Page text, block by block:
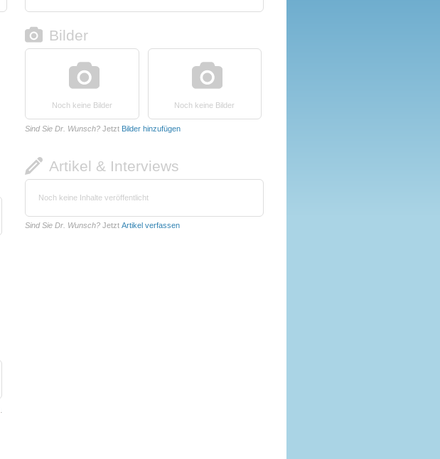
.
Bilder
Noch keine Bilder Noch keine Bilder
Sind Sie Dr. Wunsch? Jetzt Bilder hinzufügen
Artikel & Interviews
Noch keine Inhalte veröffentlicht
Sind Sie Dr. Wunsch? Jetzt Artikel verfassen